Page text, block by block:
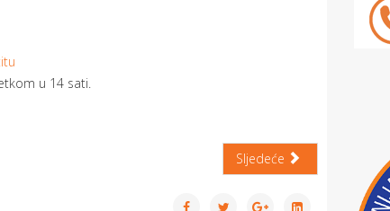
u 14 sati.
Sljedeće